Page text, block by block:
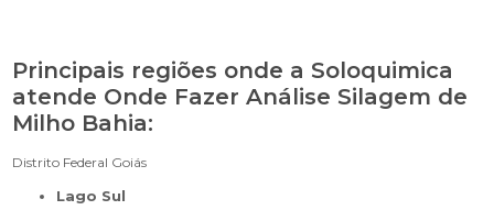
Principais regiões onde a Soloquimica
atende Onde Fazer Análise Silagem de
Milho Bahia:
Distrito Federal Goiás
Lago Sul